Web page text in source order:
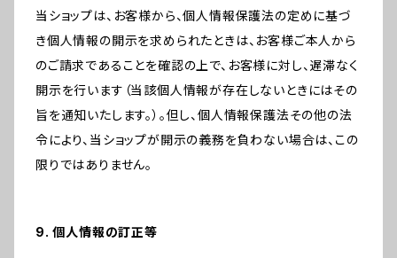
当ショップは、お客様から、個人情報保護法の定めに基づ
き個人情報の開示を求められたときは、お客様ご本人から
のご請求であることを確認の上で、お客様に対し、遅滞なく
開示を行います（当該個人情報が存在しないときにはその
旨を通知いたします。）。但し、個人情報保護法その他の法
令により、当ショップが開示の義務を負わない場合は、この
限りではありません。
9. 個人情報の訂正等